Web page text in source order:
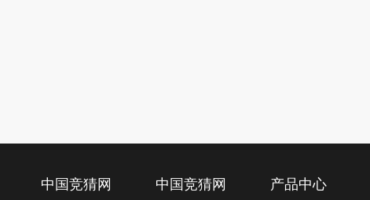
中国竞猜网 中国竞猜网 产品中心